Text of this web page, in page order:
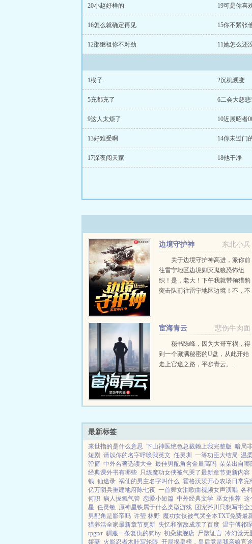
20小赵好样的 19可是你喜
16怎么就确定再见 15你不紧张
12邵继祖你不对劲 11她怎么还
1楔子 2沉机观变
5充都充了 6二会大慈
9这人太烦了 10近展昭者
13好难受啊 14你未过门
17深夜闯天家 18他干净
东北小兵
边境守护神
关于边境守护神高进，派你前
往雷宁地区边境剿灭鬼狼恐怖组
织！是，老大！下午我就带领猎豹
突击队前往雷宁地区边境！不，不
难道猎豹突击队第一战神还摆...
悲伤牛肉面
宦海青云
秘书陈峰，因为大哥车祸，得
到一个藏满秘密的U盘，从此开始
走上官途之路，平步青云。...
最新标签
来世指的是什么意思 下山神医绝色总裁赖上我完整版 暗局
短剧 请以你的名字呼唤我英文 任灵圳 一等功臣大结局 温
弹窗 中外名著选读大全 最佳男配角含金量高吗 朵朵出自哪
经典课外书有哪些 只练魔功女侠被气哭了最新章节更新内容
钱 仙途录 祸仙的男主名字叫什么 霍格沃茨开心农场日常完
亿万阴兵重建地府陈七夜 一首舞女泪歌曲视频女声演唱 各
何职 病人拔氧气管 恋爱小短篇 中外经典文学 巫女推荐 这
星 任灵敏 原神星铁属于什么类型游戏 团宠芥川只想写书全
男配角是影帝吗 许莹 林野 魔功女侠被气哭全本TXT免费最
猎养活全家最新章节更新 失忆和宿敌成亲了百度 温宁傅祁
rpgtxr 驯服一条复仇的狗by 初朵旗舰店 尸骸证言 冷幻觉无
娇妻 火影忍者木叶写轮眼 开局揭皇榜，皇后竟是我亲娘官